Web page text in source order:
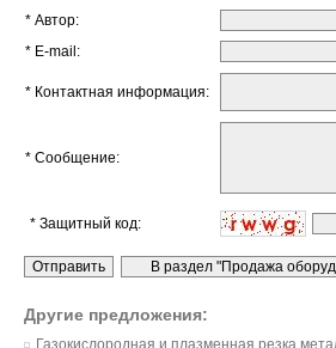
* Автор:
* E-mail:
* Контактная информация:
* Сообщение:
* Защитный код:
Другие предложения:
Газокислородная и плазменная резка